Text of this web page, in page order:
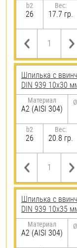
b2
26
Вес:
17.7 гр.
Шпилька c
DIN 939 10х30
Материал
А2 (AISI 304)
Ø
b2
26
Вес:
20.8 гр.
Шпилька c
DIN 939 10х35
Материал
А2 (AISI 304)
Ø